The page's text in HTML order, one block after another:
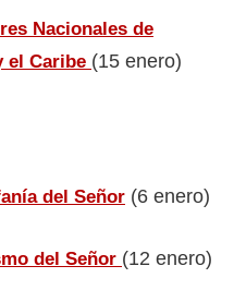
Nacionales de
el Caribe (15 enero)
del Señor (6 enero)
del Señor (12 enero)